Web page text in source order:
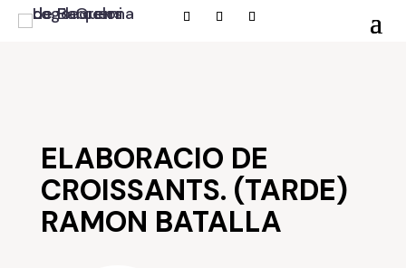
ELABORACIO DE
CROISSANTS. (TARDE)
RAMON BATALLA